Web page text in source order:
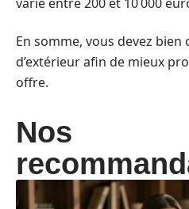
En somme, vous devez
d’extérieur afin de mieux
offre.
Nos